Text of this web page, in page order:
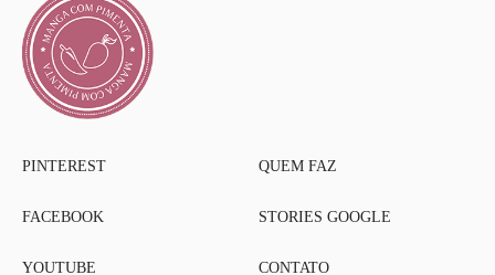
PINTEREST
FACEBOOK
YOUTUBE
QUEM FAZ
STORIES GOOGLE
CONTATO